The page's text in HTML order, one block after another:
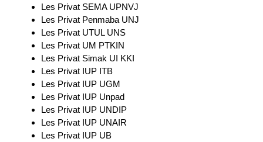
Les Privat SEMA UPNVJ
Les Privat Penmaba UNJ
Les Privat UTUL UNS
Les Privat UM PTKIN
Les Privat Simak UI KKI
Les Privat IUP ITB
Les Privat IUP UGM
Les Privat IUP Unpad
Les Privat IUP UNDIP
Les Privat IUP UNAIR
Les Privat IUP UB